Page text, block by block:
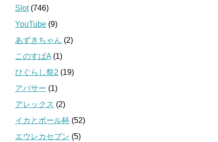
Slot(746)
YouTube (9)
あずきちゃん (2)
このすばA (1)
ひぐらし祭2 (19)
アバサー (1)
アレックス (2)
イカとボール杯 (52)
エウレカセブン (5)